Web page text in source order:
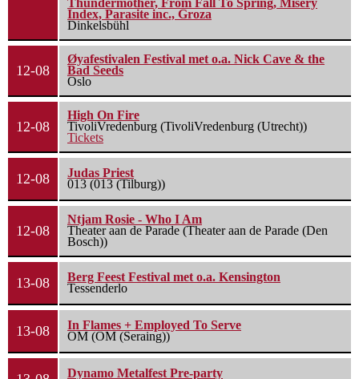
Thundermother, From Fall To Spring, Misery
Index, Parasite inc., Groza
Dinkelsbühl
12-08
Øyafestivalen Festival met o.a. Nick Cave & the
Bad Seeds
Oslo
12-08
High On Fire
TivoliVredenburg (TivoliVredenburg (Utrecht))
Tickets
12-08
Judas Priest
013 (013 (Tilburg))
12-08
Ntjam Rosie - Who I Am
Theater aan de Parade (Theater aan de Parade (Den
Bosch))
13-08
Berg Feest Festival met o.a. Kensington
Tessenderlo
13-08
In Flames + Employed To Serve
OM (OM (Seraing))
Dynamo Metalfest Pre-party